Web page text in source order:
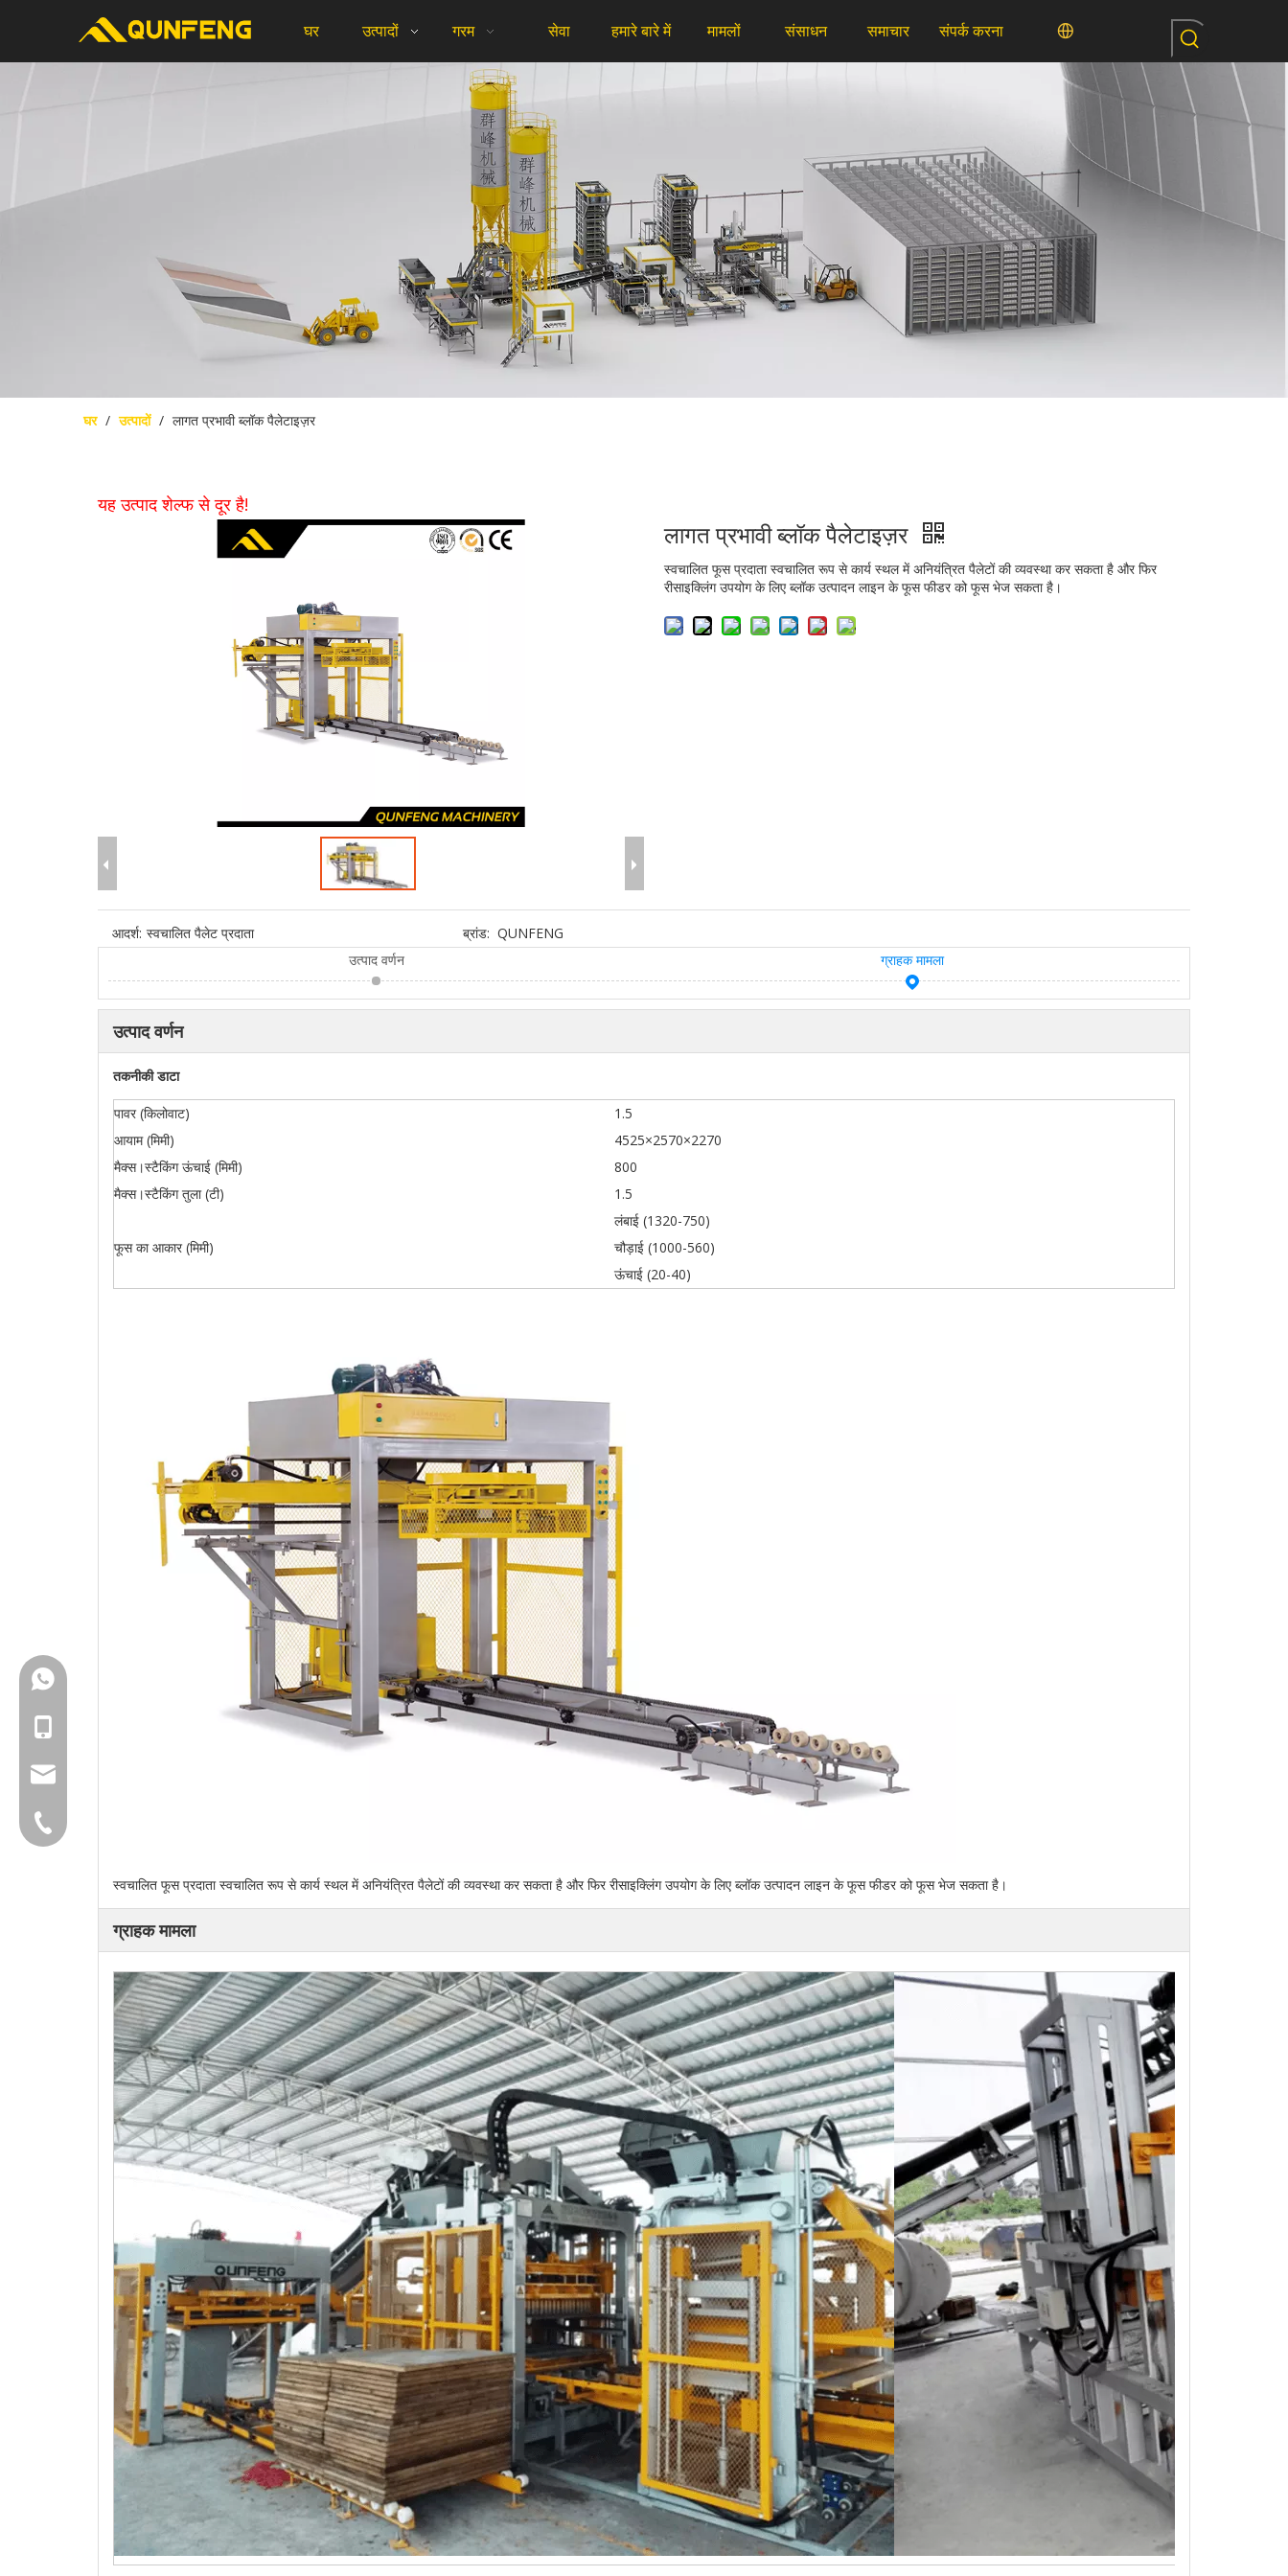
घर उत्पादों गरम सेवा हमारे बारे में मामलों संसाधन समाचार संपर्क करना
घर / उत्पादों / लागत प्रभावी ब्लॉक पैलेटाइज़र
यह उत्पाद शेल्फ से दूर है!
लागत प्रभावी ब्लॉक पैलेटाइज़र
स्वचालित फूस प्रदाता स्वचालित रूप से कार्य स्थल में अनियंत्रित पैलेटों की व्यवस्था कर सकता है और फिर
रीसाइक्लिंग उपयोग के लिए ब्लॉक उत्पादन लाइन के फूस फीडर को फूस भेज सकता है।
आदर्श: स्वचालित पैलेट प्रदाता ब्रांड: QUNFENG
उत्पाद वर्णन
ग्राहक मामला
उत्पाद वर्णन
तकनीकी डाटा
पावर (किलोवाट)
1.5
आयाम (मिमी)
4525×2570×2270
मैक्स।स्टैकिंग ऊंचाई (मिमी)
800
मैक्स।स्टैकिंग तुला (टी)
1.5
फूस का आकार (मिमी)
लंबाई (1320-750)
चौड़ाई (1000-560)
ऊंचाई (20-40)
स्वचालित फूस प्रदाता स्वचालित रूप से कार्य स्थल में अनियंत्रित पैलेटों की व्यवस्था कर सकता है और फिर रीसाइक्लिंग उपयोग के लिए ब्लॉक उत्पादन लाइन के फूस फीडर को फूस भेज सकता है।
ग्राहक मामला